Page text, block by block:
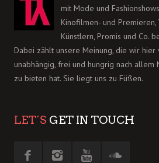
mit Mode und
Kinofilmen- und Premieren,
Künstlern, Promis und Co.
Dabei zählt unsere Meinung, die wir
unabhängig, frei und hungrig nach allem
zu bieten hat. Sie liegt uns zu Füßen.
LET´S GET IN TOUCH